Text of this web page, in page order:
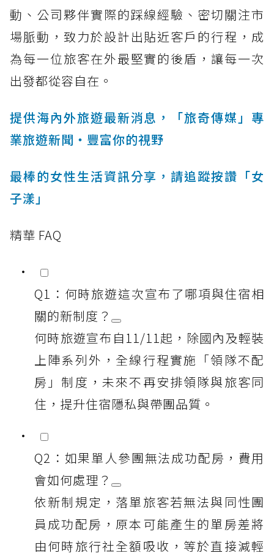
動、公司夥伴實際的踩線經驗、密切關注市
場脈動，致力於設計出貼近客戶的行程，成
為每一位旅客在外最堅實的後盾，讓每一次
出發都從容自在。
提供海內外旅遊最新消息，「旅奇傳媒」專
業旅遊新聞‧豐富你的視野
最棒的女性生活資訊分享，請追蹤按讚「女
子漾」
精華 FAQ
Q1：何時旅遊這次宣布了哪項與住宿相
關的新制度？
何時旅遊宣布自11/11起，除國內及輕裝
上陣系列外，全線行程實施「領隊不配
房」制度，未來不再安排領隊與旅客同
住，提升住宿隱私與帶團品質。
Q2：如果單人參團無法成功配房，費用
會如何處理？
依新制規定，落單旅客若無法與同性團
員成功配房，原本可能產生的單房差將
由何時旅行社全額吸收，等於直接減輕